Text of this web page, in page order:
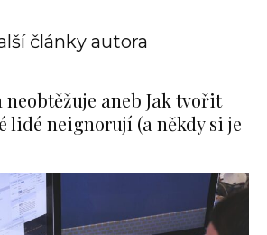
články autora
neobtěžuje aneb Jak tvořit
lidé neignorují (a někdy si je